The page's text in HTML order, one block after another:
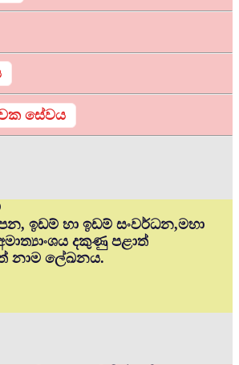
සේවය
ඉඩම් හා ඉඩම් සංවර්ධන,මහා
දකුණු පළාත්
නාම ලේඛනය.